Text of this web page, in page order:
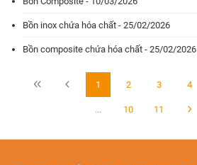
Bồn inox chứa hóa chất - 25/02/2026
Bồn composite chứa hóa chất - 25/02/2026
1 2 3 4
... 10 11